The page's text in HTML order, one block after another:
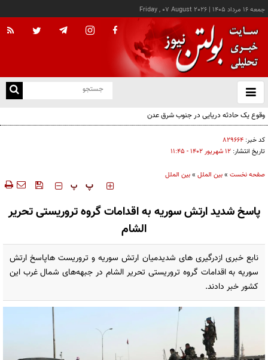
جمعه ۱۶ مرداد ۱۴۰۵ |
Friday , 07 August 2026
باز
و
وقوع یک حادثه دریایی در جنوب شرق عدن
کد خبر: ۸۲۹۶۶۴
تاریخ انتشار: ۱۲ شهريور ۱۴۰۲ - ۱۱:۴۵
صفحه نخست »بین الملل »بین الملل
‍‍‍ پ پ
پاسخ شدید ارتش سوریه به اقدامات گروه تروریستی تحریر
الشام
نابع خبری ازدرگیری های شدیدمیان ارتش سوریه و تروریست هاپاسخ ارتش
سوریه به اقدامات گروه تروریستی تحریر الشام در جبهه‌های شمال غرب این
کشور خبر دادند.